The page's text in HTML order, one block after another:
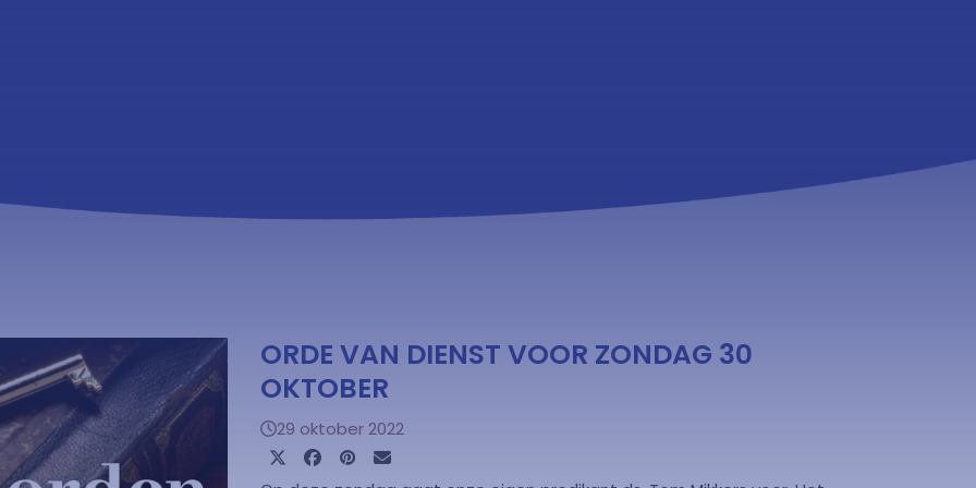
ORDE VAN DIENST VOOR ZONDAG 30
OKTOBER
29 oktober 2022